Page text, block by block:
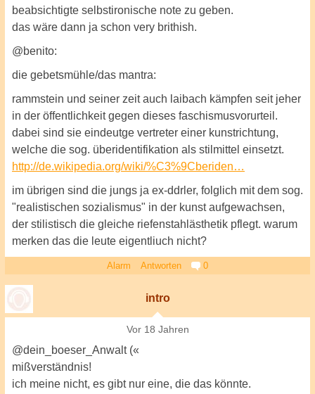
beabsichtigte selbstironische note zu geben.
das wäre dann ja schon very brithish.
@benito:
die gebetsmühle/das mantra:
rammstein und seiner zeit auch laibach kämpfen seit jeher
in der öffentlichkeit gegen dieses faschismusvorurteil.
dabei sind sie eindeutge vertreter einer kunstrichtung,
welche die sog. überidentifikation als stilmittel einsetzt.
http://de.wikipedia.org/wiki/%C3%9Cberiden…
im übrigen sind die jungs ja ex-ddrler, folglich mit dem sog.
"realistischen sozialismus" in der kunst aufgewachsen,
der stilistisch die gleiche riefenstahlästhetik pflegt. warum
merken das die leute eigentliuch nicht?
Alarm Antworten 0
intro
Vor 18 Jahren
@dein_boeser_Anwalt («
mißverständnis!
ich meine nicht, es gibt nur eine, die das könnte.